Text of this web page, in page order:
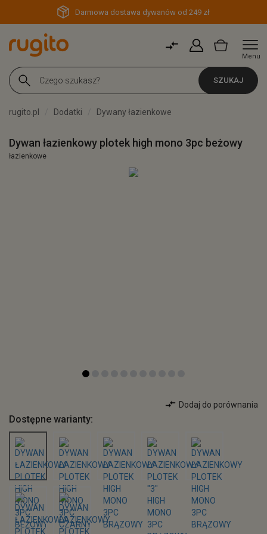
Darmowa dostawa dywanów od 249 zł
Menu
SZUKAJ
rugito.pl Dodatki Dywany łazienkowe
Dywan łazienkowy plotek high mono 3pc beżowy
łazienkowe
Dodaj do porównania
Dostępne warianty: